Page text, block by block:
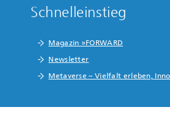
Schnelleinstieg
Magazin »FORWARD
Newsletter
Metaverse – Vielfalt erleben,